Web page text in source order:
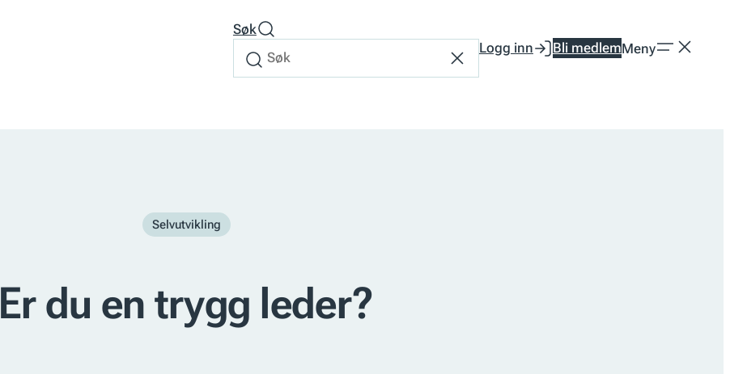
Søk
Søk
Søk
etter
TilbakestillLogg inn Bli medlemMeny
Selvutvikling
Er du en trygg leder?